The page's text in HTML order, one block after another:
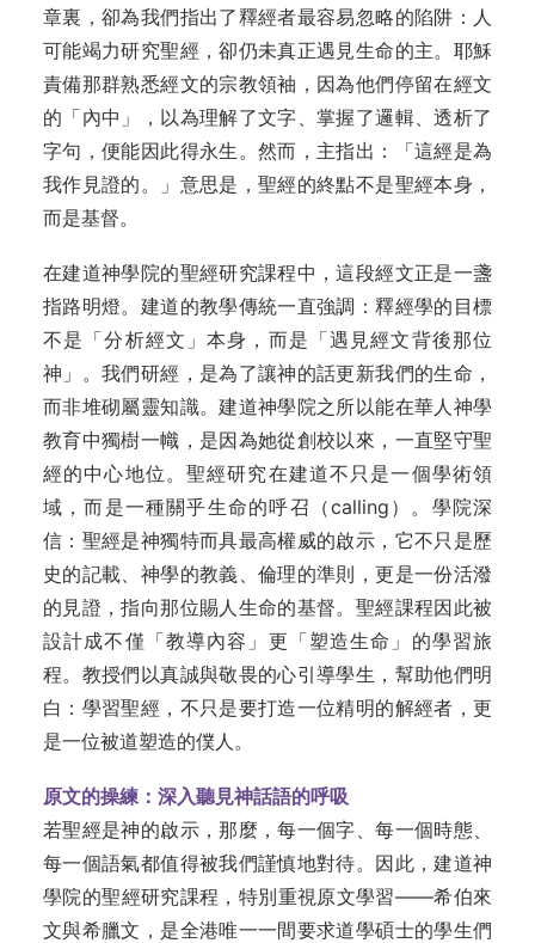
章裏，卻為我們指出了釋經者最容易忽略的陷阱：人
可能竭力研究聖經，卻仍未真正遇見生命的主。耶穌
責備那群熟悉經文的宗教領袖，因為他們停留在經文
的「內中」，以為理解了文字、掌握了邏輯、透析了
字句，便能因此得永生。然而，主指出：「這經是為
我作見證的。」意思是，聖經的終點不是聖經本身，
而是基督。
在建道神學院的聖經研究課程中，這段經文正是一盞
指路明燈。建道的教學傳統一直強調：釋經學的目標
不是「分析經文」本身，而是「遇見經文背後那位
神」。我們研經，是為了讓神的話更新我們的生命，
而非堆砌屬靈知識。建道神學院之所以能在華人神學
教育中獨樹一幟，是因為她從創校以來，一直堅守聖
經的中心地位。聖經研究在建道不只是一個學術領
域，而是一種關乎生命的呼召（calling）。學院深
信：聖經是神獨特而具最高權威的啟示，它不只是歷
史的記載、神學的教義、倫理的準則，更是一份活潑
的見證，指向那位賜人生命的基督。聖經課程因此被
設計成不僅「教導內容」更「塑造生命」的學習旅
程。教授們以真誠與敬畏的心引導學生，幫助他們明
白：學習聖經，不只是要打造一位精明的解經者，更
是一位被道塑造的僕人。
原文的操練：深入聽見神話語的呼吸
若聖經是神的啟示，那麼，每一個字、每一個時態、
每一個語氣都值得被我們謹慎地對待。因此，建道神
學院的聖經研究課程，特別重視原文學習——希伯來
文與希臘文，是全港唯一一間要求道學碩士的學生們